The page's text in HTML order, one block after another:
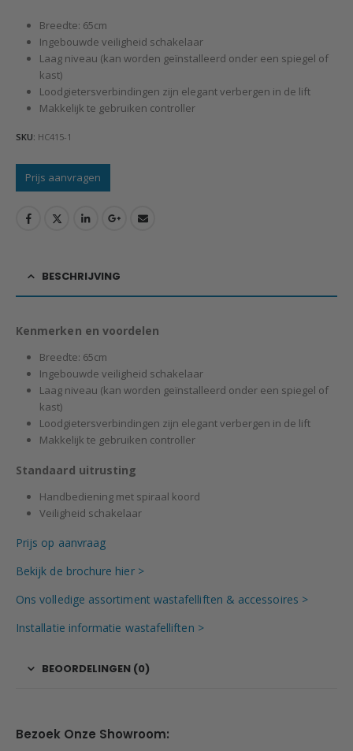
Breedte: 65cm
Ingebouwde veiligheid schakelaar
Laag niveau (kan worden geïnstalleerd onder een spiegel of
kast)
Loodgietersverbindingen zijn elegant verbergen in de lift
Makkelijk te gebruiken controller
SKU: HC415-1
Prijs aanvragen
BESCHRIJVING
Kenmerken en voordelen
Breedte: 65cm
Ingebouwde veiligheid schakelaar
Laag niveau (kan worden geïnstalleerd onder een spiegel of
kast)
Loodgietersverbindingen zijn elegant verbergen in de lift
Makkelijk te gebruiken controller
Standaard uitrusting
Handbediening met spiraal koord
Veiligheid schakelaar
Prijs op aanvraag
Bekijk de brochure hier >
Ons volledige assortiment wastafelliften & accessoires >
Installatie informatie wastafelliften >
BEOORDELINGEN (0)
Bezoek Onze Showroom: